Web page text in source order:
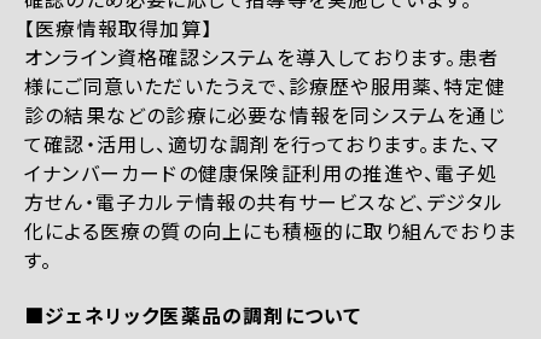
【医療情報取得加算】
オンライン資格確認システムを導入しております。患者
様にご同意いただいたうえで、診療歴や服用薬、特定健
診の結果などの診療に必要な情報を同システムを通じ
て確認・活用し、適切な調剤を行っております。また、マ
イナンバーカードの健康保険証利用の推進や、電子処
方せん・電子カルテ情報の共有サービスなど、デジタル
化による医療の質の向上にも積極的に取り組んでおりま
す。
■ジェネリック医薬品の調剤について